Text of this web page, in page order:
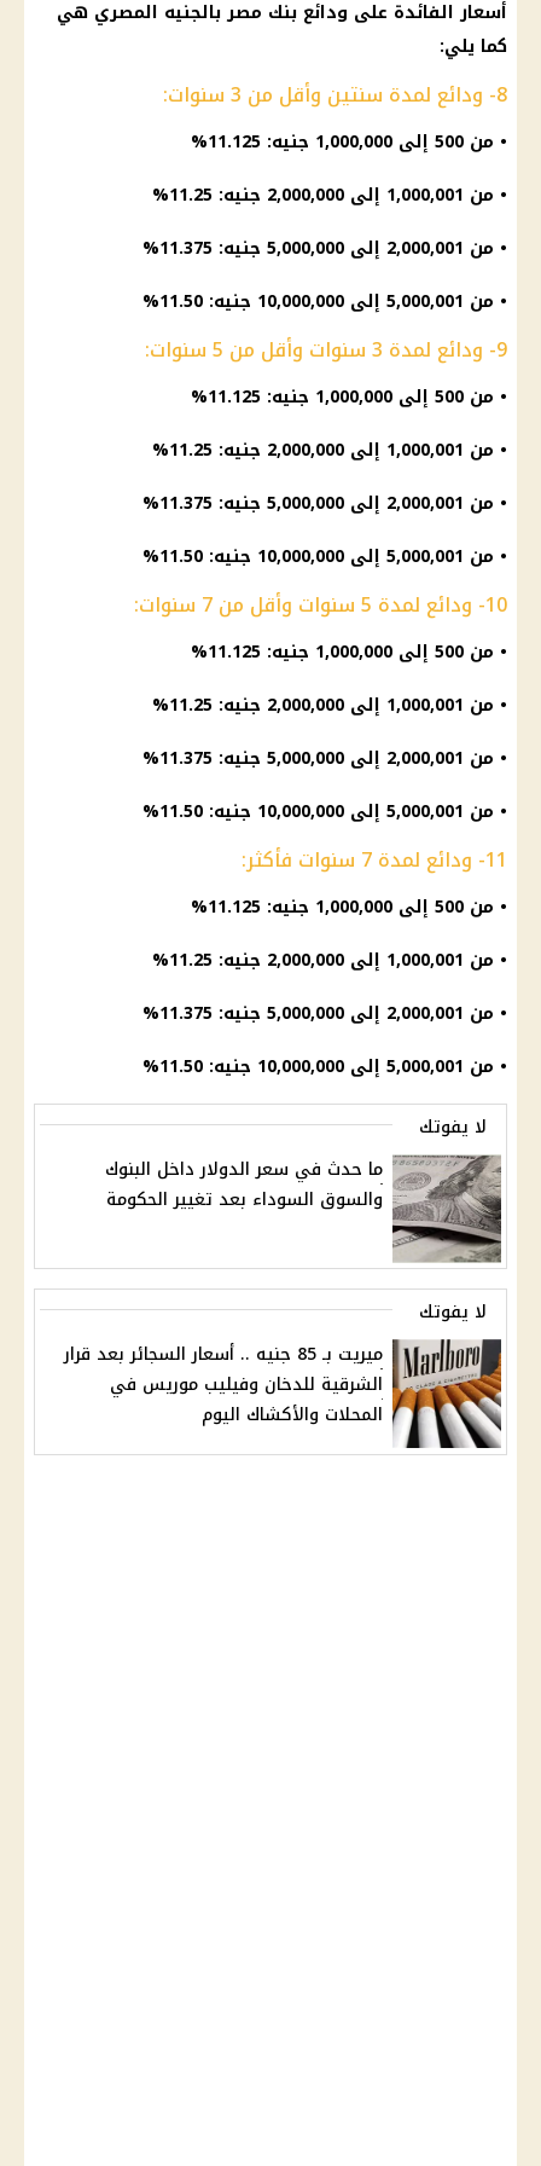
أسعار الفائدة على ودائع بنك مصربالجنيه المصري هي
كما يلي:
8- ودائع لمدة سنتين وأقل من 3 سنوات:
• من 500 إلى 1,000,000 جنيه: 11.125%
• من 1,000,001 إلى 2,000,000 جنيه: 11.25%
• من 2,000,001 إلى 5,000,000 جنيه: 11.375%
• من 5,000,001 إلى 10,000,000 جنيه: 11.50%
9- ودائع لمدة 3 سنوات وأقل من 5 سنوات:
• من 500 إلى 1,000,000 جنيه: 11.125%
• من 1,000,001 إلى 2,000,000 جنيه: 11.25%
• من 2,000,001 إلى 5,000,000 جنيه: 11.375%
• من 5,000,001 إلى 10,000,000 جنيه: 11.50%
10- ودائع لمدة 5 سنوات وأقل من 7 سنوات:
• من 500 إلى 1,000,000 جنيه: 11.125%
• من 1,000,001 إلى 2,000,000 جنيه: 11.25%
• من 2,000,001 إلى 5,000,000 جنيه: 11.375%
• من 5,000,001 إلى 10,000,000 جنيه: 11.50%
11- ودائع لمدة 7 سنوات فأكثر:
• من 500 إلى 1,000,000 جنيه: 11.125%
• من 1,000,001 إلى 2,000,000 جنيه: 11.25%
• من 2,000,001 إلى 5,000,000 جنيه: 11.375%
• من 5,000,001 إلى 10,000,000 جنيه: 11.50%
لا يفوتك
ما حدث في سعر الدولار داخل البنوك
والسوق السوداء بعد تغيير الحكومة
لا يفوتك
ميريت بـ 85 جنيه .. أسعار السجائر بعد قرار
الشرقية للدخان وفيليب موريس في
المحلات والأكشاك اليوم